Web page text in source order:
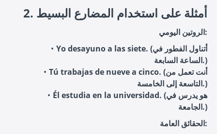
2. أمثلة على استخدام المضارع البسيط
الروتين اليومي:
Yo desayuno a las siete. (أتناول الفطور في
الساعة السابعة.)
Tú trabajas de nueve a cinco. (أنت تعمل من
التاسعة إلى الخامسة.)
Él estudia en la universidad. (هو يدرس في
الجامعة.)
الحقائق العامة: